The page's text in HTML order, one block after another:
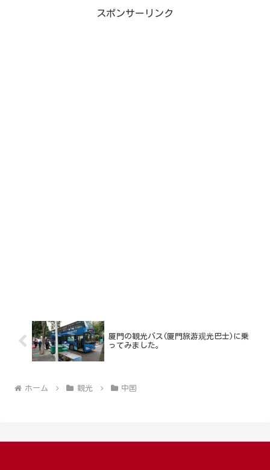
所の現地で探す手段で観光周遊バスポンサーリンク
厦門の観光バス(厦門旅游观光巴士)に乗
ってみました。
ホーム 観光 中国